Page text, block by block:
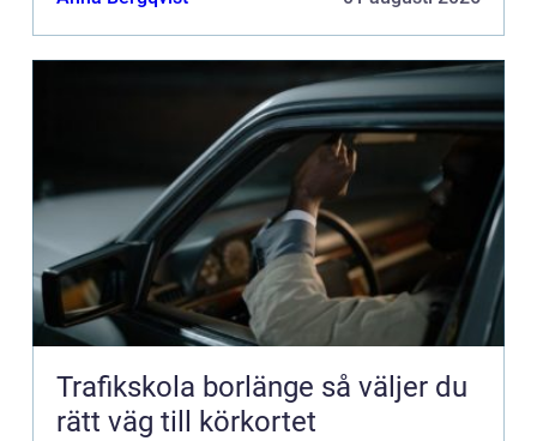
Trafikskola borlänge så väljer du
rätt väg till körkortet